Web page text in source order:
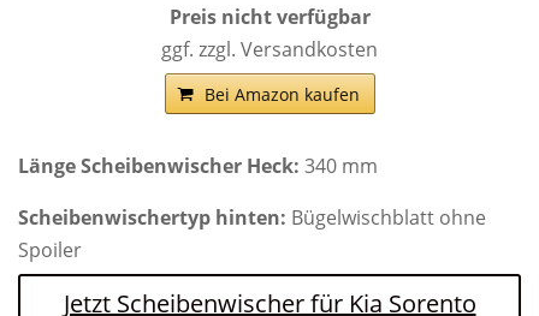
Preis nicht verfügbar
ggf. zzgl. Versandkosten
Bei Amazon kaufen
Länge Scheibenwischer Heck: 340 mm
Scheibenwischertyp hinten: Bügelwischblatt ohne
Spoiler
Jetzt Scheibenwischer für Kia Sorento